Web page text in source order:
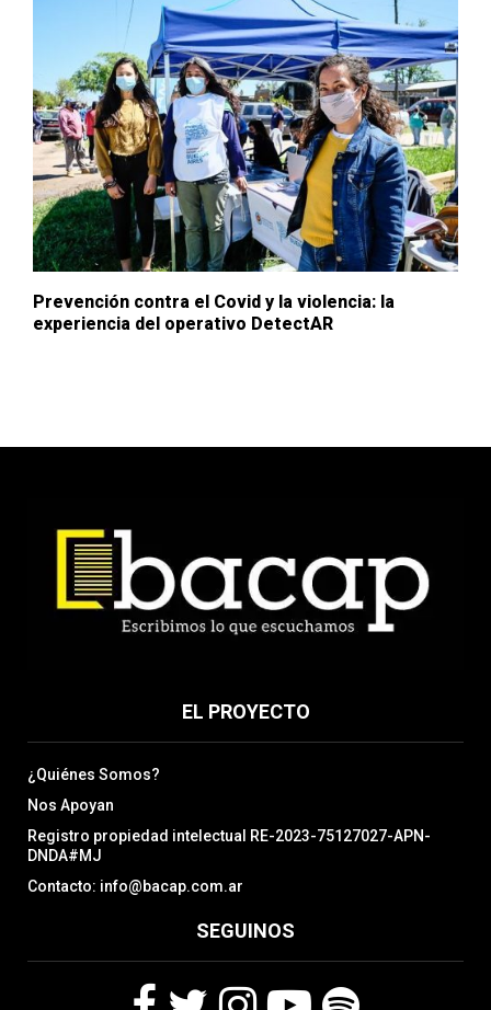
Prevención contra el Covid y la violencia: la
experiencia del operativo DetectAR
EL PROYECTO
¿Quiénes Somos?
Nos Apoyan
Registro propiedad intelectual RE-2023-75127027-APN-
DNDA#MJ
Contacto: info@bacap.com.ar
SEGUINOS